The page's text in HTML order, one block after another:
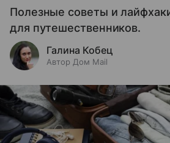
Полезные советы и
для путешественников.
Галина Кобец
Автор Дом Mail